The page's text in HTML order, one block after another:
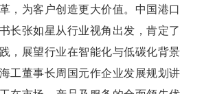
，为客户创造更大价值。 中国港口
长张如星从行业视角出发，肯定了
，展望行业在智能化与低碳化背景
工董事长周国元作企业发展规划讲